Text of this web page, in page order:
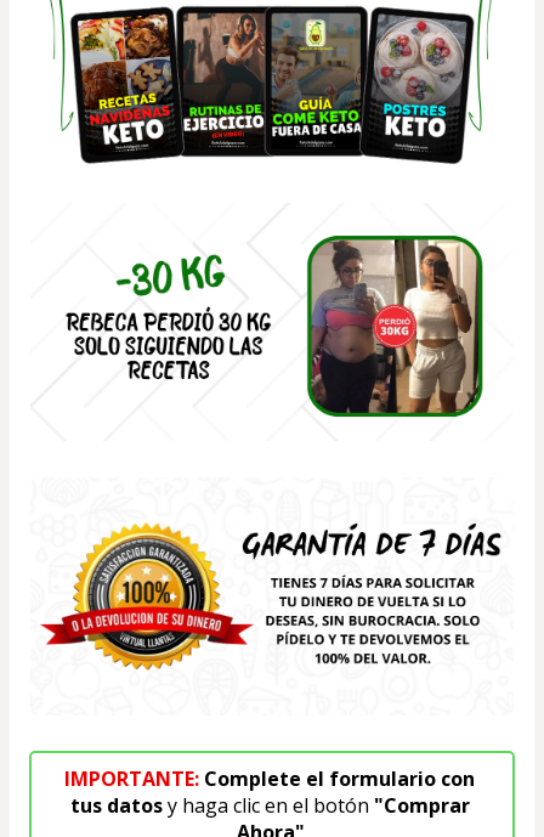
IMPORTANTE: Complete el formulario con
tus datos y haga clic en el botón "Comprar